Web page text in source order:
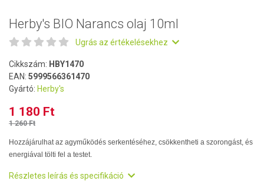
Herby's BIO Narancs olaj 10ml
Ugrás az értékelésekhez
Cikkszám: HBY1470
EAN: 5999566361470
Gyártó: Herby's
1 180 Ft
1 260 Ft
Hozzájárulhat az agyműködés serkentéséhez, csökkentheti a szorongást, és
energiával tölti fel a testet.
Részletes leírás és specifikáció